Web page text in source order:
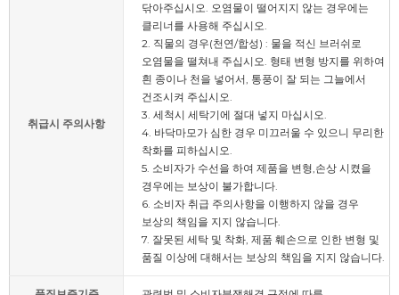
취급시 주의사항
닦아주십시오. 오염물이 떨어지지 않는 경우에는
클리너를 사용해 주십시오.
2. 직물의 경우(천연/합성) : 물을 적신 브러쉬로
오염물을 떨쳐내 주십시오. 형태 변형 방지를 위하여
흰 종이나 천을 넣어서, 통풍이 잘 되는 그늘에서
건조시켜 주십시오.
3. 세척시 세탁기에 절대 넣지 마십시오.
4. 바닥마모가 심한 경우 미끄러울 수 있으니 무리한
착화를 피하십시오.
5. 소비자가 수선을 하여 제품을 변형,손상 시켰을
경우에는 보상이 불가합니다.
6. 소비자 취급 주의사항을 이행하지 않을 경우
보상의 책임을 지지 않습니다.
7. 잘못된 세탁 및 착화, 제품 훼손으로 인한 변형 및
품질 이상에 대해서는 보상의 책임을 지지 않습니다.